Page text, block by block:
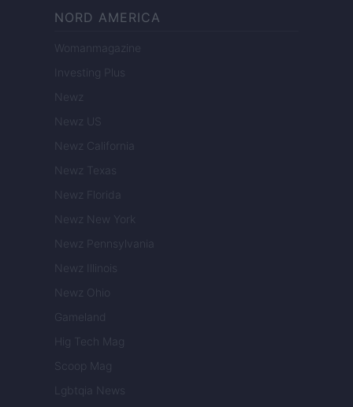
NORD AMERICA
Womanmagazine
Investing Plus
Newz
Newz US
Newz California
Newz Texas
Newz Florida
Newz New York
Newz Pennsylvania
Newz Illinois
Newz Ohio
Gameland
Hig Tech Mag
Scoop Mag
Lgbtqia News